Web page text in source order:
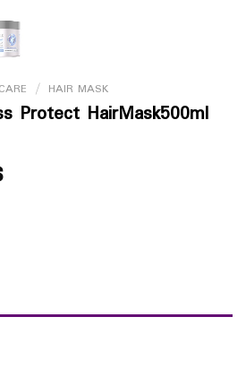
/ HAIR MASK
Protect HairMask500ml